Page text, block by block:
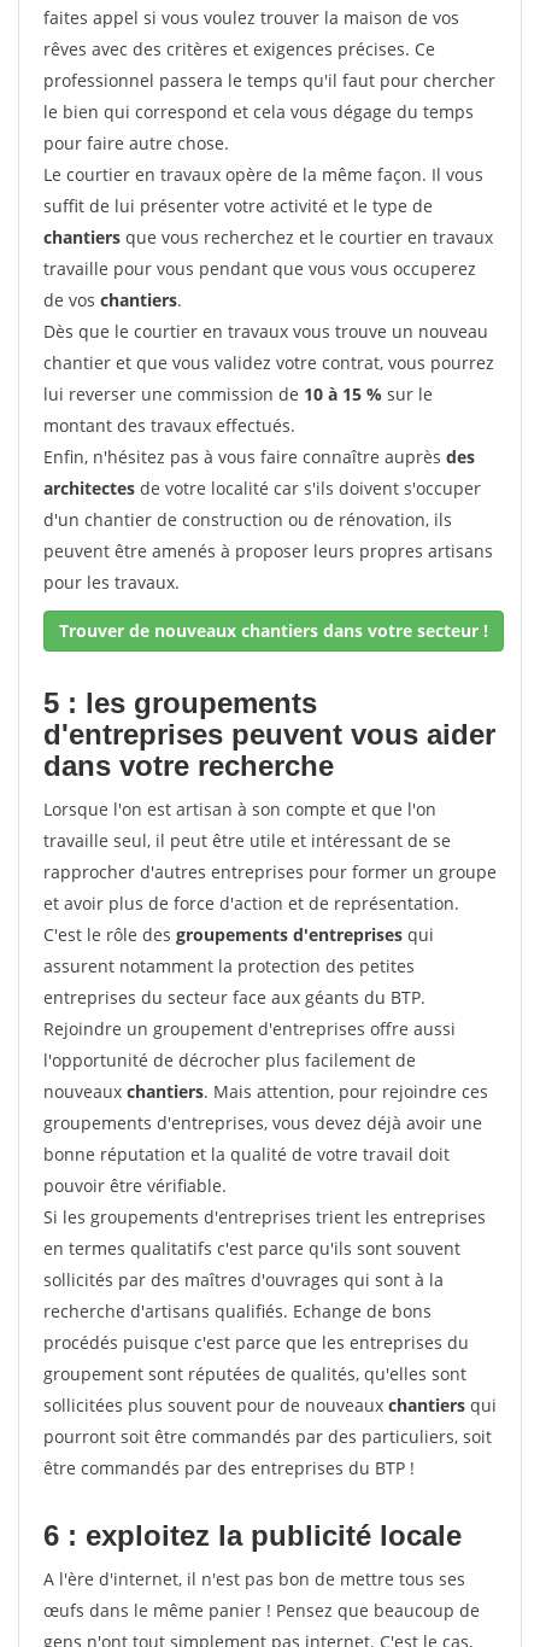
faites appel si vous voulez trouver la maison de vos
rêves avec des critères et exigences précises. Ce
professionnel passera le temps qu'il faut pour chercher
le bien qui correspond et cela vous dégage du temps
pour faire autre chose.
Le courtier en travaux opère de la même façon. Il vous
suffit de lui présenter votre activité et le type de
chantiers que vous recherchez et le courtier en travaux
travaille pour vous pendant que vous vous occuperez
de vos chantiers.
Dès que le courtier en travaux vous trouve un nouveau
chantier et que vous validez votre contrat, vous pourrez
lui reverser une commission de 10 à 15 % sur le
montant des travaux effectués.
Enfin, n'hésitez pas à vous faire connaître auprès des
architectes de votre localité car s'ils doivent s'occuper
d'un chantier de construction ou de rénovation, ils
peuvent être amenés à proposer leurs propres artisans
pour les travaux.
Trouver de nouveaux chantiers dans votre secteur !
5 : les groupements
d'entreprises peuvent vous aider
dans votre recherche
Lorsque l'on est artisan à son compte et que l'on
travaille seul, il peut être utile et intéressant de se
rapprocher d'autres entreprises pour former un groupe
et avoir plus de force d'action et de représentation.
C'est le rôle des groupements d'entreprises qui
assurent notamment la protection des petites
entreprises du secteur face aux géants du BTP.
Rejoindre un groupement d'entreprises offre aussi
l'opportunité de décrocher plus facilement de
nouveaux chantiers. Mais attention, pour rejoindre ces
groupements d'entreprises, vous devez déjà avoir une
bonne réputation et la qualité de votre travail doit
pouvoir être vérifiable.
Si les groupements d'entreprises trient les entreprises
en termes qualitatifs c'est parce qu'ils sont souvent
sollicités par des maîtres d'ouvrages qui sont à la
recherche d'artisans qualifiés. Echange de bons
procédés puisque c'est parce que les entreprises du
groupement sont réputées de qualités, qu'elles sont
sollicitées plus souvent pour de nouveaux chantiers qui
pourront soit être commandés par des particuliers, soit
être commandés par des entreprises du BTP !
6 : exploitez la publicité locale
A l'ère d'internet, il n'est pas bon de mettre tous ses
œufs dans le même panier ! Pensez que beaucoup de
gens n'ont tout simplement pas internet. C'est le cas,